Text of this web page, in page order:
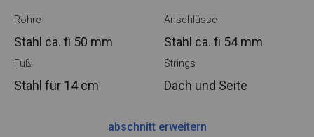
Rohre
Stahl ca. fi 50 mm
Anschlüsse
Stahl ca. fi 54 mm
Fuß
Stahl für 14 cm
Strings
Dach und Seite
abschnitt erweitern